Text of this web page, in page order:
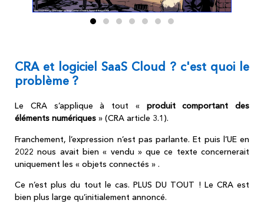
CRA et logiciel SaaS Cloud ? c'est quoi le
problème ?
Le CRA s’applique à tout « produit comportant des
éléments numériques » (CRA article 3.1).
Franchement, l’expression n’est pas parlante. Et puis l’UE en
2022 nous avait bien « vendu » que ce texte concernerait
uniquement les « objets connectés » .
Ce n’est plus du tout le cas. PLUS DU TOUT ! Le CRA est
bien plus large qu’initialement annoncé.